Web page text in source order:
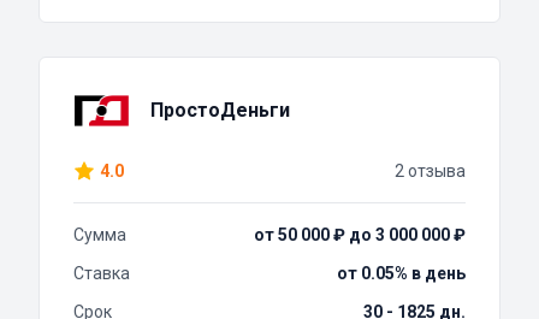
ПростоДеньги
4.0 2 отзыва
Сумма
от 50 000 ₽ до 3 000 000 ₽
Ставка
от 0.05% в день
Срок
30 - 1825 дн.